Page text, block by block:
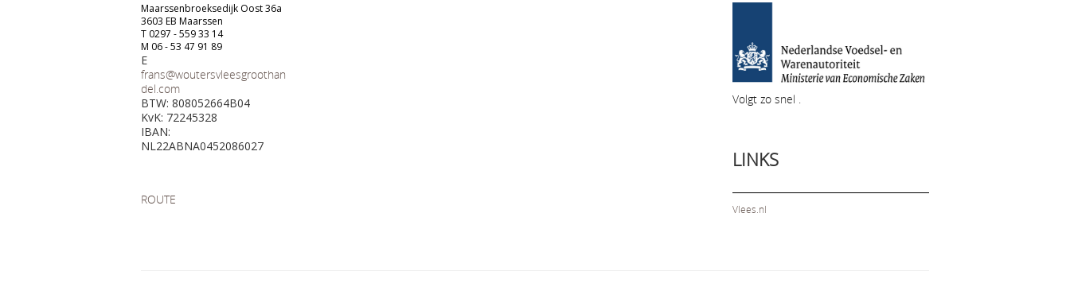
Maarssenbroeksedijk Oost 36a
3603 EB Maarssen
T 0297 - 559 33 14
M 06 - 53 47 91 89
E
frans@woutersvleesgroothan
del.com
BTW: 808052664B04
KvK: 72245328
IBAN:
NL22ABNA0452086027
ROUTE
Volgt zo snel .
LINKS
Vlees.nl